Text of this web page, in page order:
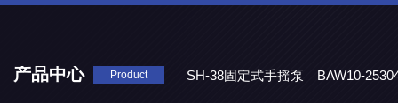
产品中心 Product SH-38固定式手摇泵
BAW10-